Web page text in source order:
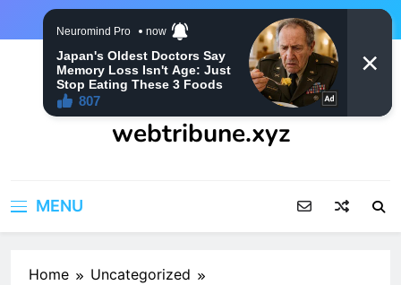
webtribune.xyz
MENU
Home
Uncategorized